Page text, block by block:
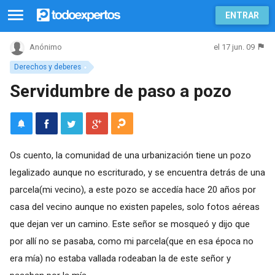
ENTRAR
Derechos y deberes
Anónimo el 17 jun. 09
Servidumbre de paso a pozo
Os cuento, la comunidad de una urbanización tiene un pozo
legalizado aunque no escriturado, y se encuentra detrás de una
parcela(mi vecino), a este pozo se accedía hace 20 años por
casa del vecino aunque no existen papeles, solo fotos aéreas
que dejan ver un camino. Este señor se mosqueó y dijo que
por allí no se pasaba, como mi parcela(que en esa época no
era mía) no estaba vallada rodeaban la de este señor y